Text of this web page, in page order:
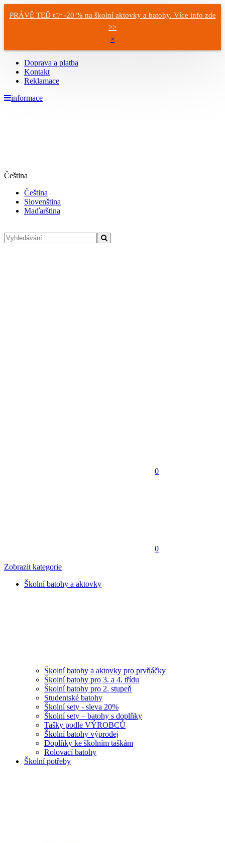
PRÁVĚ TEĎ 👉 -20 % na školní aktovky a batohy. Více info zde
>>
×
Doprava a platba
Kontakt
Reklamace
informace
Čeština
Čeština
Slovenština
Maďarština
0
0
Zobrazit kategorie
Školní batohy a aktovky
Školní batohy a aktovky pro prvňáčky
Školní batohy pro 3. a 4. třídu
Školní batohy pro 2. stupeň
Studentské batohy
Školní sety - sleva 20%
Školní sety – batohy s doplňky
Tašky podle VÝROBCŮ
Školní batohy výprodej
Doplňky ke školním taškám
Rolovací batohy
Školní potřeby